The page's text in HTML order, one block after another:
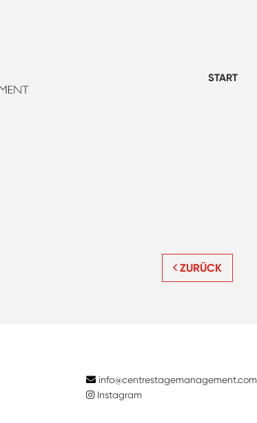
START
ZURÜCK
info@centrestagemanagement.com
Instagram